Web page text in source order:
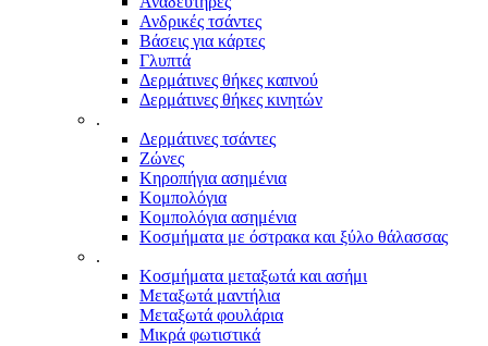
Ανδρικές τσάντες
Βάσεις για κάρτες
Γλυπτά
Δερμάτινες θήκες καπνού
Δερμάτινες θήκες κινητών
.
Δερμάτινες τσάντες
Ζώνες
Κηροπήγια ασημένια
Κομπολόγια
Κομπολόγια ασημένια
Κοσμήματα με όστρακα και ξύλο θάλασσας
.
Κοσμήματα μεταξωτά και ασήμι
Μεταξωτά μαντήλια
Μεταξωτά φουλάρια
Μικρά φωτιστικά